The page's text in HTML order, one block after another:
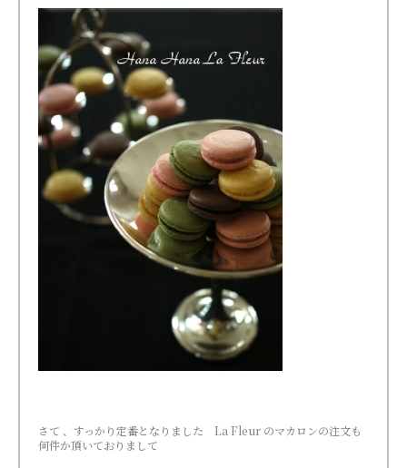
さて 、すっかり定番となりました La Fleur のマカロンの注文も
何件か頂いておりまして